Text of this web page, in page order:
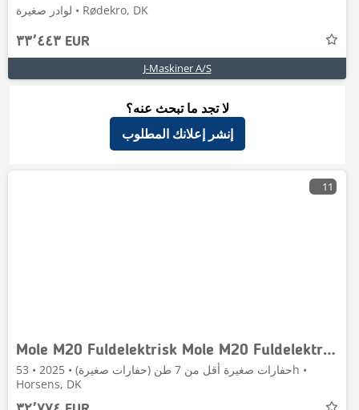
لوادر صغيرة • Rødekro, DK
٣٣٬٤٤٣ EUR
J-Maskiner A/S
لا تجد ما تبحث عنه؟
إنشر إعلانك المطلوب
11
Mole M20 Fuldelektrisk Mole M20 Fuldelektrisk
حفارات صغيرة أقل من 7 طن (حفارات صغيرة) • 2025 • 53h •
Horsens, DK